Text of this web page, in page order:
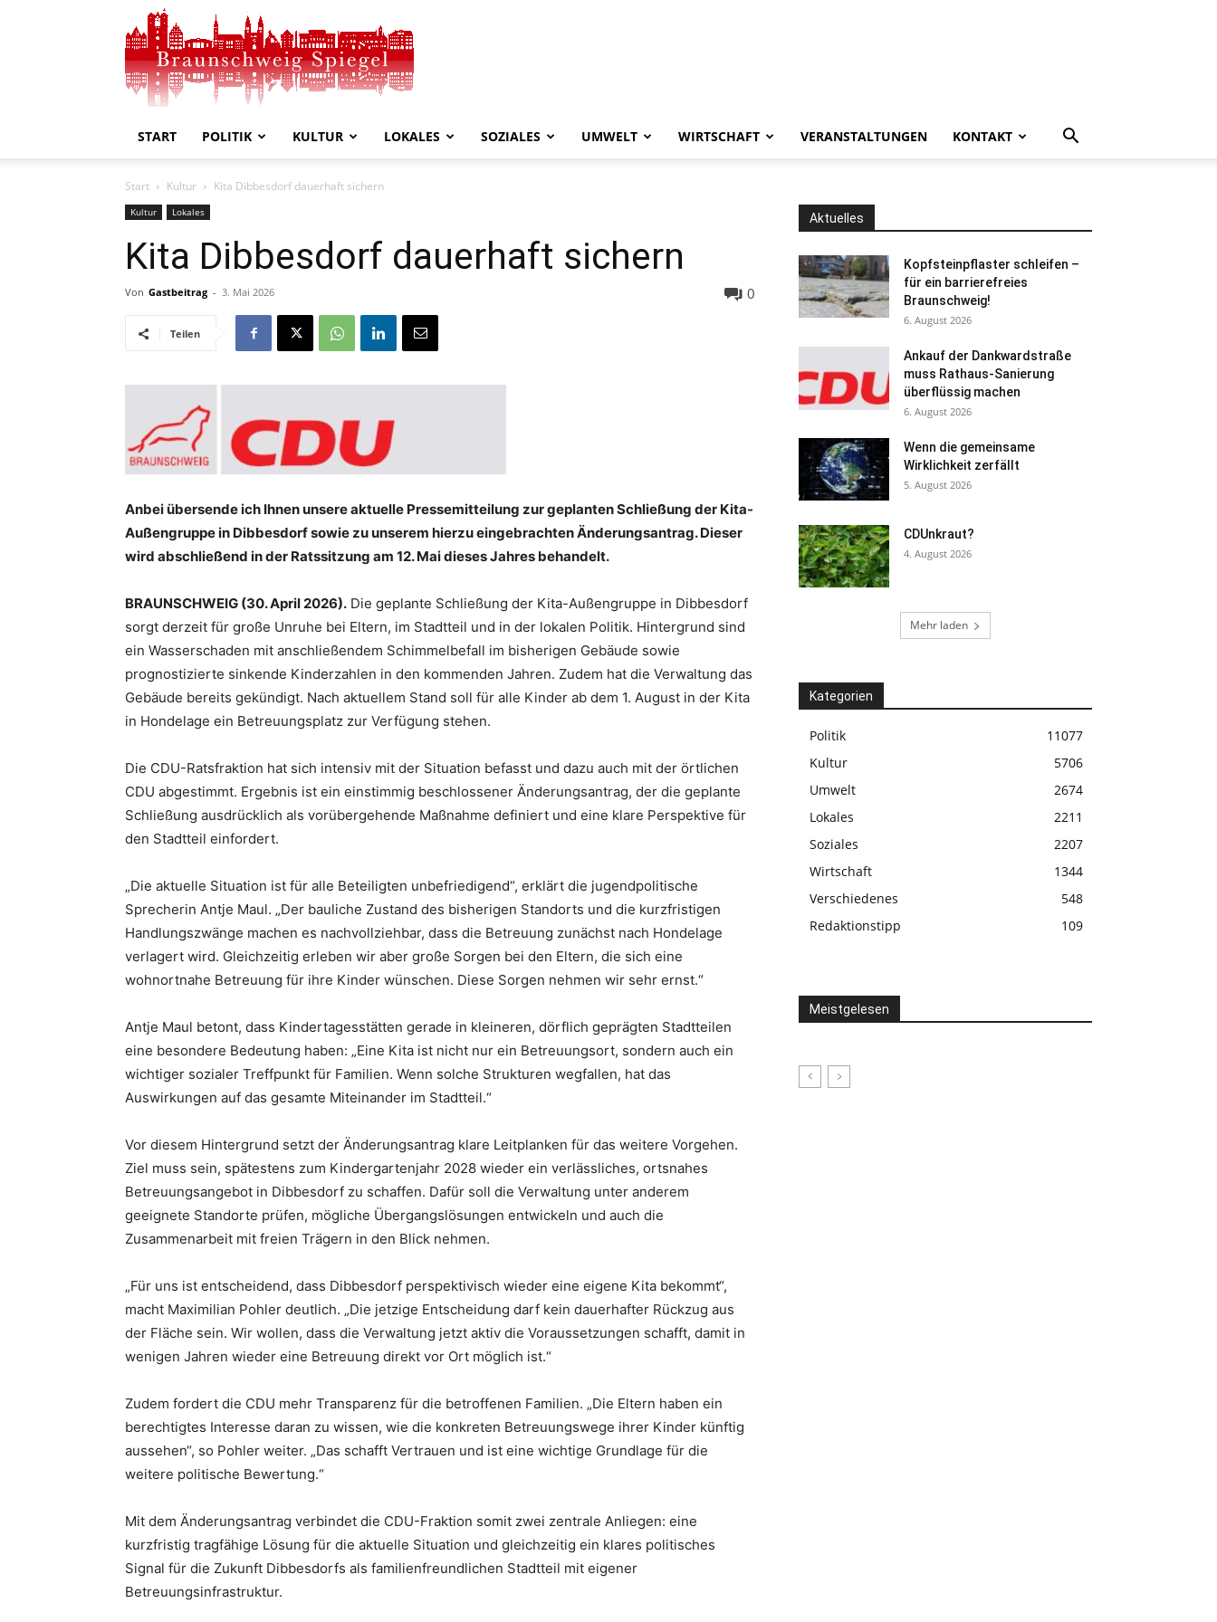
Spiegel
START POLITIK KULTUR LOKALES SOZIALES UMWELT WIRTSCHAFT VERANSTALTUNGEN KONTAKT
Start Kultur Kita Dibbesdorf dauerhaft sichern
Kultur Lokales
Kita Dibbesdorf dauerhaft sichern
Von Gastbeitrag - 3. Mai 2026 0
Teilen
Anbei übersende ich Ihnen unsere aktuelle Pressemitteilung zur geplanten Schließung der Kita-
Außengruppe in Dibbesdorf sowie zu unserem hierzu eingebrachten Änderungsantrag. Dieser
wird abschließend in der Ratssitzung am 12. Mai dieses Jahres behandelt.
BRAUNSCHWEIG (30. April 2026). Die geplante Schließung der Kita-Außengruppe in Dibbesdorf
sorgt derzeit für große Unruhe bei Eltern, im Stadtteil und in der lokalen Politik. Hintergrund sind
ein Wasserschaden mit anschließendem Schimmelbefall im bisherigen Gebäude sowie
prognostizierte sinkende Kinderzahlen in den kommenden Jahren. Zudem hat die Verwaltung das
Gebäude bereits gekündigt. Nach aktuellem Stand soll für alle Kinder ab dem 1. August in der Kita
in Hondelage ein Betreuungsplatz zur Verfügung stehen.
Die CDU-Ratsfraktion hat sich intensiv mit der Situation befasst und dazu auch mit der örtlichen
CDU abgestimmt. Ergebnis ist ein einstimmig beschlossener Änderungsantrag, der die geplante
Schließung ausdrücklich als vorübergehende Maßnahme definiert und eine klare Perspektive für
den Stadtteil einfordert.
„Die aktuelle Situation ist für alle Beteiligten unbefriedigend“, erklärt die jugendpolitische
Sprecherin Antje Maul. „Der bauliche Zustand des bisherigen Standorts und die kurzfristigen
Handlungszwänge machen es nachvollziehbar, dass die Betreuung zunächst nach Hondelage
verlagert wird. Gleichzeitig erleben wir aber große Sorgen bei den Eltern, die sich eine
wohnortnahe Betreuung für ihre Kinder wünschen. Diese Sorgen nehmen wir sehr ernst.“
Antje Maul betont, dass Kindertagesstätten gerade in kleineren, dörflich geprägten Stadtteilen
eine besondere Bedeutung haben: „Eine Kita ist nicht nur ein Betreuungsort, sondern auch ein
wichtiger sozialer Treffpunkt für Familien. Wenn solche Strukturen wegfallen, hat das
Auswirkungen auf das gesamte Miteinander im Stadtteil.“
Vor diesem Hintergrund setzt der Änderungsantrag klare Leitplanken für das weitere Vorgehen.
Ziel muss sein, spätestens zum Kindergartenjahr 2028 wieder ein verlässliches, ortsnahes
Betreuungsangebot in Dibbesdorf zu schaffen. Dafür soll die Verwaltung unter anderem
geeignete Standorte prüfen, mögliche Übergangslösungen entwickeln und auch die
Zusammenarbeit mit freien Trägern in den Blick nehmen.
„Für uns ist entscheidend, dass Dibbesdorf perspektivisch wieder eine eigene Kita bekommt“,
macht Maximilian Pohler deutlich. „Die jetzige Entscheidung darf kein dauerhafter Rückzug aus
der Fläche sein. Wir wollen, dass die Verwaltung jetzt aktiv die Voraussetzungen schafft, damit in
wenigen Jahren wieder eine Betreuung direkt vor Ort möglich ist.“
Zudem fordert die CDU mehr Transparenz für die betroffenen Familien. „Die Eltern haben ein
berechtigtes Interesse daran zu wissen, wie die konkreten Betreuungswege ihrer Kinder künftig
aussehen“, so Pohler weiter. „Das schafft Vertrauen und ist eine wichtige Grundlage für die
weitere politische Bewertung.“
Mit dem Änderungsantrag verbindet die CDU-Fraktion somit zwei zentrale Anliegen: eine
kurzfristig tragfähige Lösung für die aktuelle Situation und gleichzeitig ein klares politisches
Signal für die Zukunft Dibbesdorfs als familienfreundlichen Stadtteil mit eigener
Betreuungsinfrastruktur.
Aktuelles
Kopfsteinpflaster schleifen –
für ein barrierefreies
Braunschweig!
6. August 2026
Ankauf der Dankwardstraße
muss Rathaus-Sanierung
überflüssig machen
6. August 2026
Wenn die gemeinsame
Wirklichkeit zerfällt
5. August 2026
CDUnkraut?
4. August 2026
Mehr laden
Kategorien
Politik
11077
Kultur
5706
Umwelt
2674
Lokales
2211
Soziales
2207
Wirtschaft
1344
Verschiedenes
548
Redaktionstipp
109
Meistgelesen